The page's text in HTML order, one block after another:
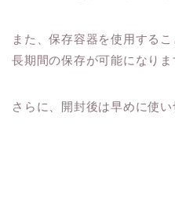
また、保存容器を使用する
長期間の保存が可能になりま
さらに、開封後は早めに使